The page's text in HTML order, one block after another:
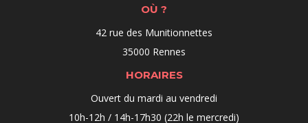
OÙ ?
42 rue des Munitionnettes
35000 Rennes
HORAIRES
Ouvert du mardi au vendredi
10h-12h / 14h-17h30 (22h le mercredi)